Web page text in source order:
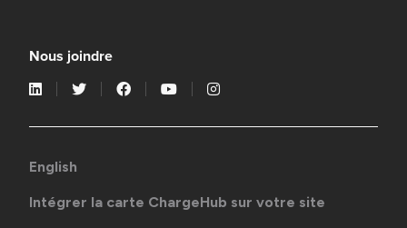
Nous joindre
English
Intégrer la carte ChargeHub sur votre site